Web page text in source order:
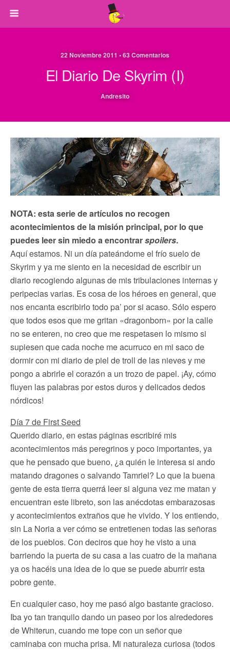
22 Noviembre 2011 • 63 Comentarios
El Diario De Skyrim (I)
Andresito
NOTA: esta serie de artículos no recogen
acontecimientos de la misión principal, por lo que
puedes leer sin miedo a encontrarspoilers.
Aquí estamos. Ni un día pateándome el frío suelo de
Skyrim y ya me siento en la necesidad de escribir un
diario recogiendo algunas de mis tribulaciones internas y
peripecias varias. Es cosa de los héroes en general, que
nos encanta escribirlo todo pa’ por si acaso. Sólo espero
que todos esos que me gritan «dragonborn» por la calle
no se enteren, no creo que me respetasen lo mismo si
supiesen que cada noche me acurruco en mi saco de
dormir con mi diario de piel de troll de las nieves y me
pongo a abrirle el corazón a un trozo de papel. ¡Ay, cómo
fluyen las palabras por estos duros y delicados dedos
nórdicos!
Día 7 de First Seed
Querido diario, en estas páginas escribiré mis
acontecimientos más peregrinos y poco importantes, ya
que he pensado que bueno, ¿a quién le interesa si ando
matando dragones o salvando Tamriel? Lo que la buena
gente de esta tierra querrá leer si alguna vez me matan y
encuentran este libreto, son las anécdotas embarazosas
y acontecimientos extraños que he vivido. Y los entiendo,
sin La Noria a ver cómo se entretienen todas las señoras
de los pueblos. Con deciros que hoy he visto a una
barriendo la puerta de su casa a las cuatro de la mañana
ya os hacéis una idea de lo que se puede aburrir esta
pobre gente.
En cualquier caso, hoy me pasó algo bastante gracioso.
Iba yo tan tranquilo dando un paseo por los alrededores
de Whiterun, cuando me tope con un señor que
caminaba con mucha prisa. Mi naturaleza curiosa (todos